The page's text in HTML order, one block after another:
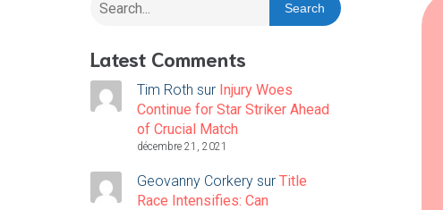
Search
Latest Comments
Tim Roth sur Injury Woes
Continue for Star Striker Ahead
of Crucial Match
décembre 21, 2021
Geovanny Corkery sur Title
Race Intensifies: Can